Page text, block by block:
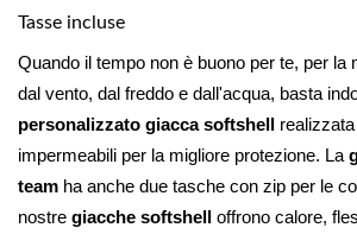
Tasse incluse
Quando il tempo non è buono per te, per la
personalizzato giacca softshell
impermeabili per la migliore protezione. La
team ha anche due tasche con zip per le
nostre giacche softshell
offrono calore,